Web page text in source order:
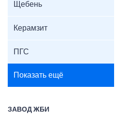
Щебень
Керамзит
ПГС
Показать ещё
ЗАВОД ЖБИ